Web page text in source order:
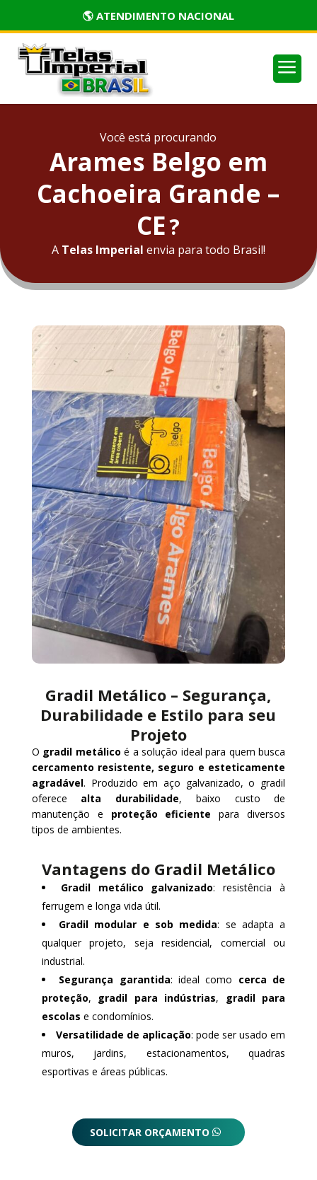
🏅 PRODUTOS CERTIFICADOS
a
Você está procurando
Arames Belgo em
Cachoeira Grande –
CE?
A Telas Imperial envia para todo Brasil!
Gradil Metálico – Segurança,
Durabilidade e Estilo para seu
Projeto
O gradil metálico é a solução ideal para quem busca
cercamento resistente, seguro e esteticamente
agradável. Produzido em aço galvanizado, o gradil
oferece alta durabilidade, baixo custo de
manutenção e proteção eficiente para diversos
tipos de ambientes.
Vantagens do Gradil Metálico
Gradil metálico galvanizado: resistência à
ferrugem e longa vida útil.
Gradil modular e sob medida: se adapta a
qualquer projeto, seja residencial, comercial ou
industrial.
Segurança garantida: ideal como cerca de
proteção, gradil para indústrias, gradil para
escolas e condomínios.
Versatilidade de aplicação: pode ser usado em
muros, jardins, estacionamentos, quadras
esportivas e áreas públicas.
SOLICITAR ORÇAMENTO